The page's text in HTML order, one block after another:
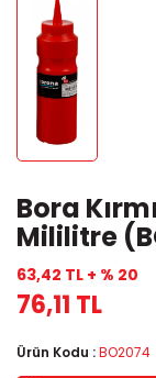
Bora
Mililitre
63,42 TL + % 20
76,11 TL
Ürün Kodu :BO2074